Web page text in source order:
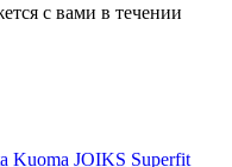
с вами в течении
Kuoma JOIKS Superfit